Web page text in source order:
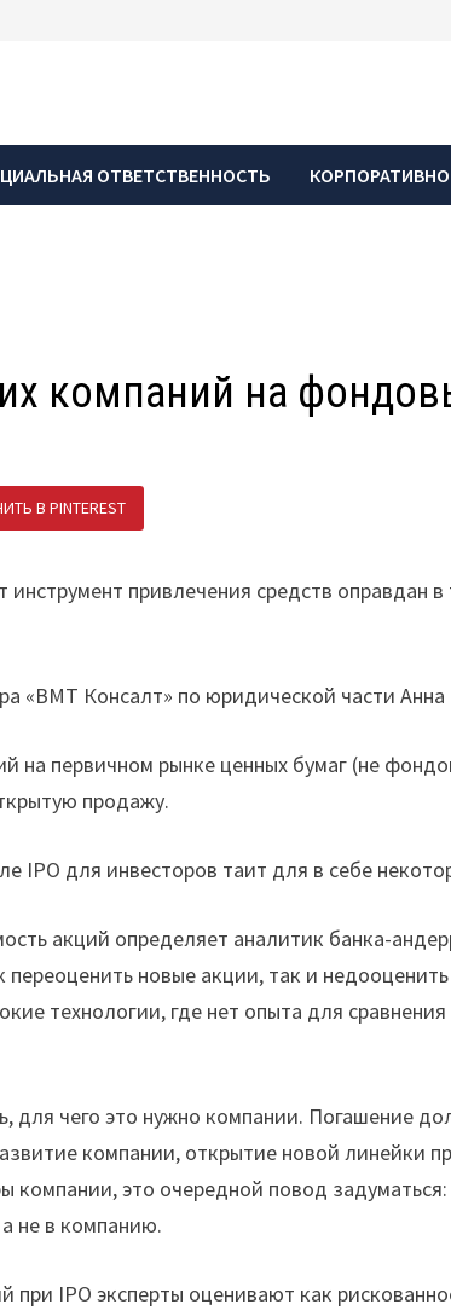
ОТВЕТСТВЕННОСТЬ
компаний на
В PINTEREST
инструмент привлечения средств оправдан
«ВМТ Консалт» по юридической части Анна
на первичном рынке ценных бумаг (не
продажу.
IPО для инвесторов таит для в себе
акций определяет аналитик банка-
новые акции, так и
технологии, где нет опыта для
для чего это нужно компании. Погашение
компании, открытие новой линейки
это очередной повод задуматься:
не в компанию.
IPO эксперты оценивают как